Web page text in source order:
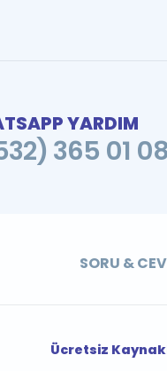
YARDIM
365 01 08
SORU &
Ücretsiz